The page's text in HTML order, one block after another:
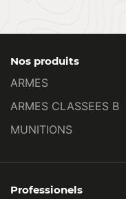
Nos produits
ARMES
ARMES CLASSEES B
MUNITIONS
Professionels